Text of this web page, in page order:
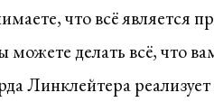
что всё является
можете делать всё, что
Линклейтера